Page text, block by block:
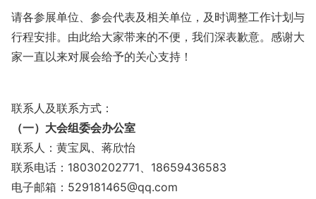
请各参展单位、参会代表及相关单位，及时调整工作计划与
行程安排。由此给大家带来的不便，我们深表歉意。感谢大
家一直以来对展会给予的关心支持！
联系人及联系方式：
（一）大会组委会办公室
联系人：黄宝凤、蒋欣怡
联系电话：18030202771、18659436583
电子邮箱：529181465@qq.com